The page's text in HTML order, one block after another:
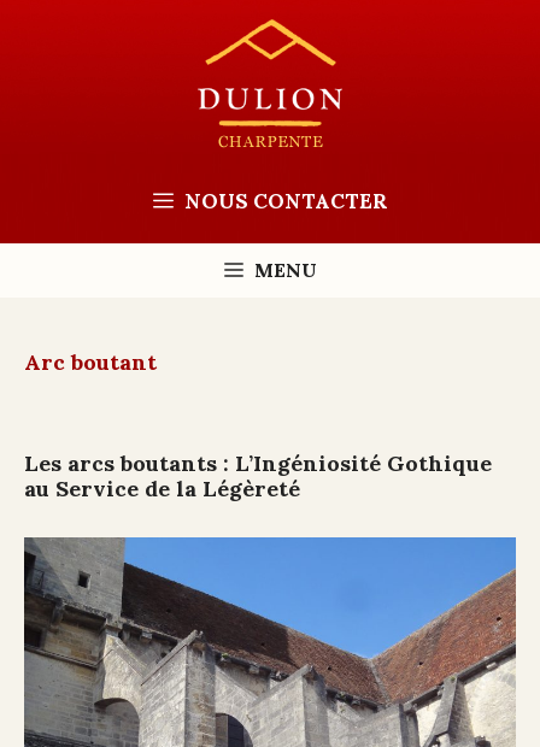
NOUS CONTACTER
MENU
Arc boutant
Les arcs boutants : L’Ingéniosité Gothique
au Service de la Légèreté